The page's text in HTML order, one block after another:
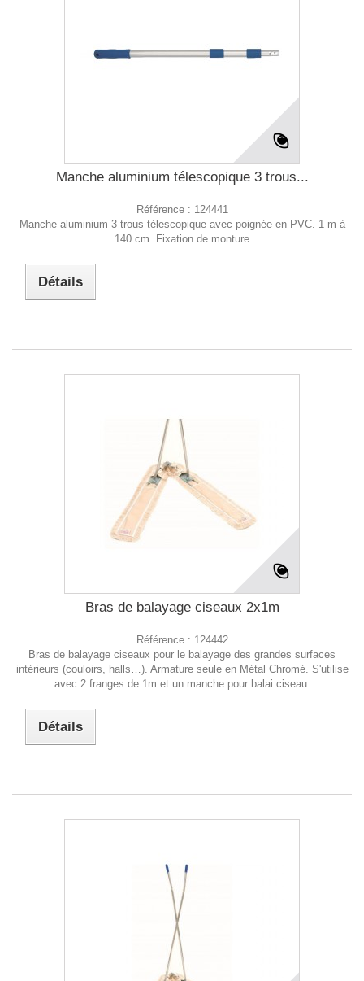
Manche aluminium télescopique 3 trous...
Référence : 124441
Manche aluminium 3 trous télescopique avec poignée en PVC. 1 m à
140 cm. Fixation de monture
Détails
Bras de balayage ciseaux 2x1m
Référence : 124442
Bras de balayage ciseaux pour le balayage des grandes surfaces
intérieurs (couloirs, halls…). Armature seule en Métal Chromé. S'utilise
avec 2 franges de 1m et un manche pour balai ciseau.
Détails